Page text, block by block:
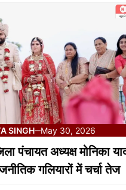
SINGH—May 30, 2026
पंचायत अध्यक्ष मोनिका
गलियारों में चर्चा तेज